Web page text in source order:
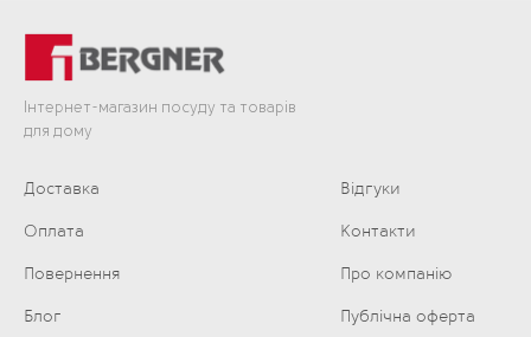
Інтернет-магазин посуду та товарів
для дому
Доставка Відгуки
Оплата Контакти
Повернення Про компанію
Блог Публічна оферта